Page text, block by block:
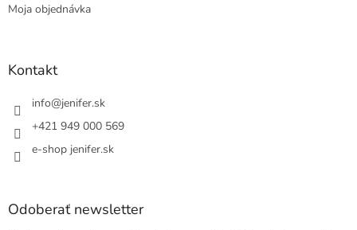
Moja objednávka
Kontakt
info@jenifer.sk
+421 949 000 569
e-shop jenifer.sk
Odoberať newsletter